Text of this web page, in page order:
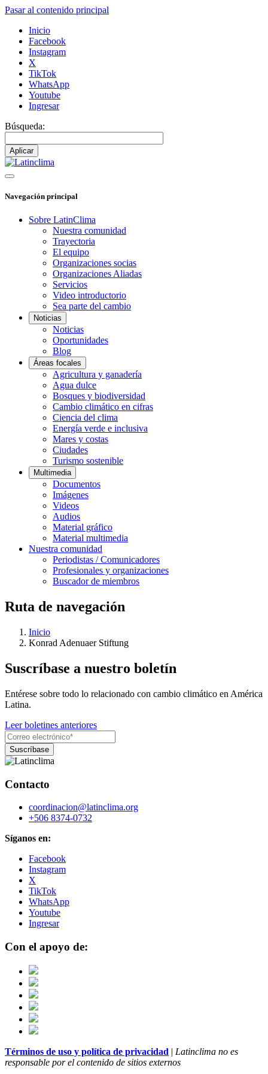
Pasar al contenido principal
Inicio
Facebook
Instagram
X
TikTok
WhatsApp
Youtube
Ingresar
Búsqueda:
Navegación principal
Sobre LatinClima
Nuestra comunidad
Trayectoria
El equipo
Organizaciones socias
Organizaciones Aliadas
Servicios
Video introductorio
Sea parte del cambio
Noticias
Noticias
Oportunidades
Blog
Áreas focales
Agricultura y ganadería
Agua dulce
Bosques y biodiversidad
Cambio climático en cifras
Ciencia del clima
Energía verde e inclusiva
Mares y costas
Ciudades
Turismo sostenible
Multimedia
Documentos
Imágenes
Videos
Audios
Material gráfico
Material multimedia
Nuestra comunidad
Periodistas / Comunicadores
Profesionales y organizaciones
Buscador de miembros
Ruta de navegación
Inicio
Konrad Adenuaer Stiftung
Suscríbase a nuestro boletín
Entérese sobre todo lo relacionado con cambio climático en América
Latina.
Leer boletines anteriores
Contacto
coordinacion@latinclima.org
+506 8374-0732
Síganos en:
Facebook
Instagram
X
TikTok
WhatsApp
Youtube
Ingresar
Con el apoyo de:
Términos de uso y política de privacidad | Latinclima no es
responsable por el contenido de sitios externos